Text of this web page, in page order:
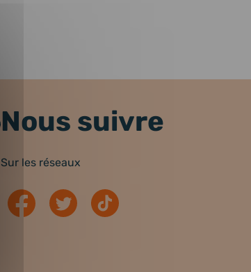
Nous suivre
Sur les réseaux